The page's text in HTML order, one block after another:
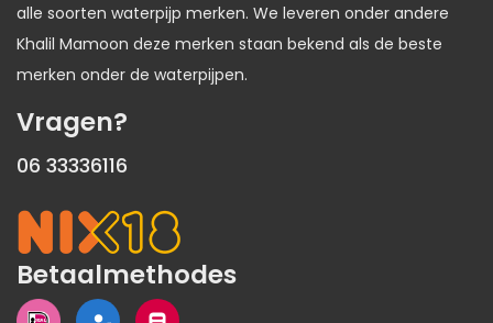
alle soorten waterpijp merken. We leveren onder andere
Khalil Mamoon deze merken staan bekend als de beste
merken onder de waterpijpen.
Vragen?
06 33336116
Betaalmethodes